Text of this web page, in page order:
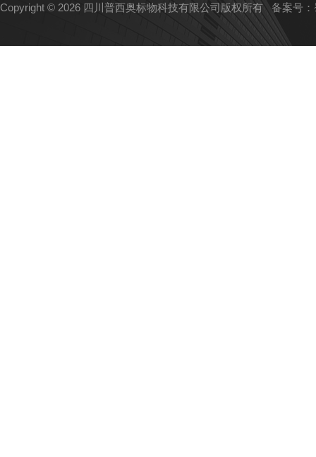
Copyright © 2026 四川普西奥标物科技有限公司版权所有 备案号：